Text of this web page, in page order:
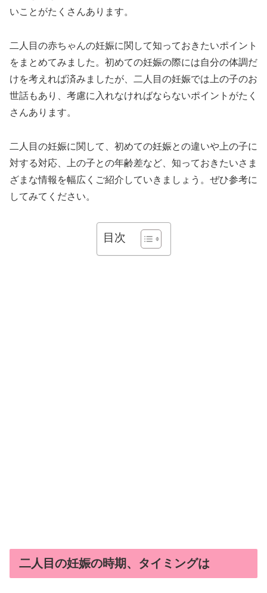
いことがたくさんあります。
二人目の赤ちゃんの妊娠に関して知っておきたいポイント
をまとめてみました。初めての妊娠の際には自分の体調だ
けを考えれば済みましたが、二人目の妊娠では上の子のお
世話もあり、考慮に入れなければならないポイントがたく
さんあります。
二人目の妊娠に関して、初めての妊娠との違いや上の子に
対する対応、上の子との年齢差など、知っておきたいさま
ざまな情報を幅広くご紹介していきましょう。ぜひ参考に
してみてください。
目次
二人目の妊娠の時期、タイミングは